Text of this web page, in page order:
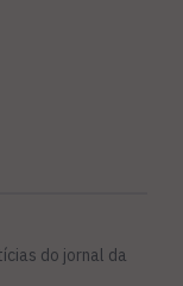
do jornal da